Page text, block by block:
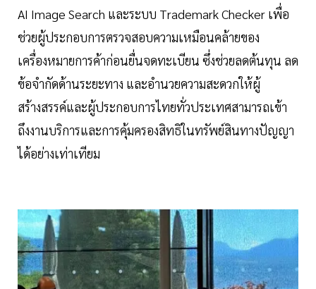
AI Image Search และระบบ Trademark Checker เพื่อ
ช่วยผู้ประกอบการตรวจสอบความเหมือนคล้ายของ
เครื่องหมายการค้าก่อนยื่นจดทะเบียน ซึ่งช่วยลดต้นทุน ลด
ข้อจำกัดด้านระยะทาง และอำนวยความสะดวกให้ผู้
สร้างสรรค์และผู้ประกอบการไทยทั่วประเทศสามารถเข้า
ถึงงานบริการและการคุ้มครองสิทธิในทรัพย์สินทางปัญญา
ได้อย่างเท่าเทียม